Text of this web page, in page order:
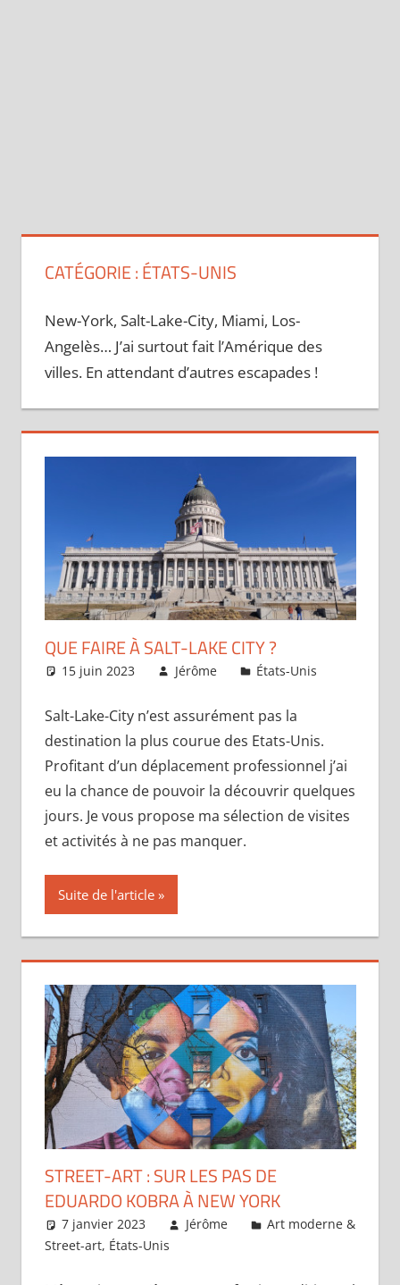
CATÉGORIE :ÉTATS-UNIS
New-York, Salt-Lake-City, Miami, Los-
Angelès… J’ai surtout fait l’Amérique des
villes. En attendant d’autres escapades !
QUE FAIRE À SALT-LAKE CITY ?
15 juin 2023 Jérôme États-Unis
Salt-Lake-City n’est assurément pas la
destination la plus courue des Etats-Unis.
Profitant d’un déplacement professionnel j’ai
eu la chance de pouvoir la découvrir quelques
jours. Je vous propose ma sélection de visites
et activités à ne pas manquer.
Suite de l'article
STREET-ART : SUR LES PAS DE
EDUARDO KOBRA À NEW YORK
7 janvier 2023 Jérôme
Art moderne &
Street-art, États-Unis